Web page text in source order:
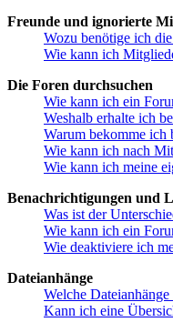
Freunde und ignorierte
Wozu benötige ich
Wie kann ich
Die Foren durchsuchen
Wie kann ich ein
Weshalb erhalte ich
Warum bekomme ich
Wie kann ich nach
Wie kann ich meine
Benachrichtigungen und
Was ist der
Wie kann ich ein
Wie deaktiviere ich
Dateianhänge
Welche
Kann ich eine